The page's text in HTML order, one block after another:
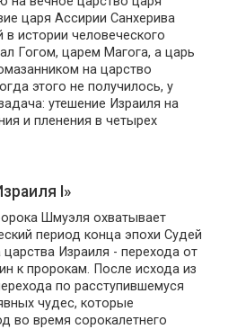
царя Ассирии Санхерива
истории человеческого
Гогом, царем Магога, а царь
на царство
этого не получилось, у
утешение Израиля на
и пленения в четырех
I»
Шмуэля охватывает
период конца эпохи Судей
царства Израиля - перехода от
к пророкам. После исхода из
по расступившемуся
чудес, которые
во время сорокалетнего